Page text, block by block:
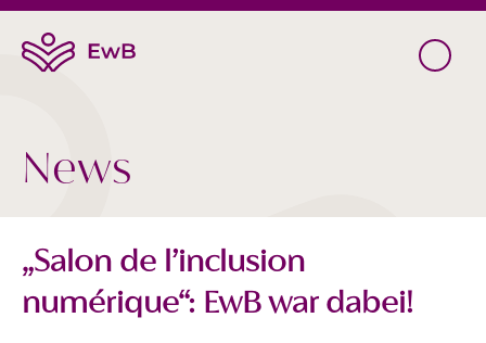
News
„Salon de l’inclusion
numérique“: EwB war dabei!